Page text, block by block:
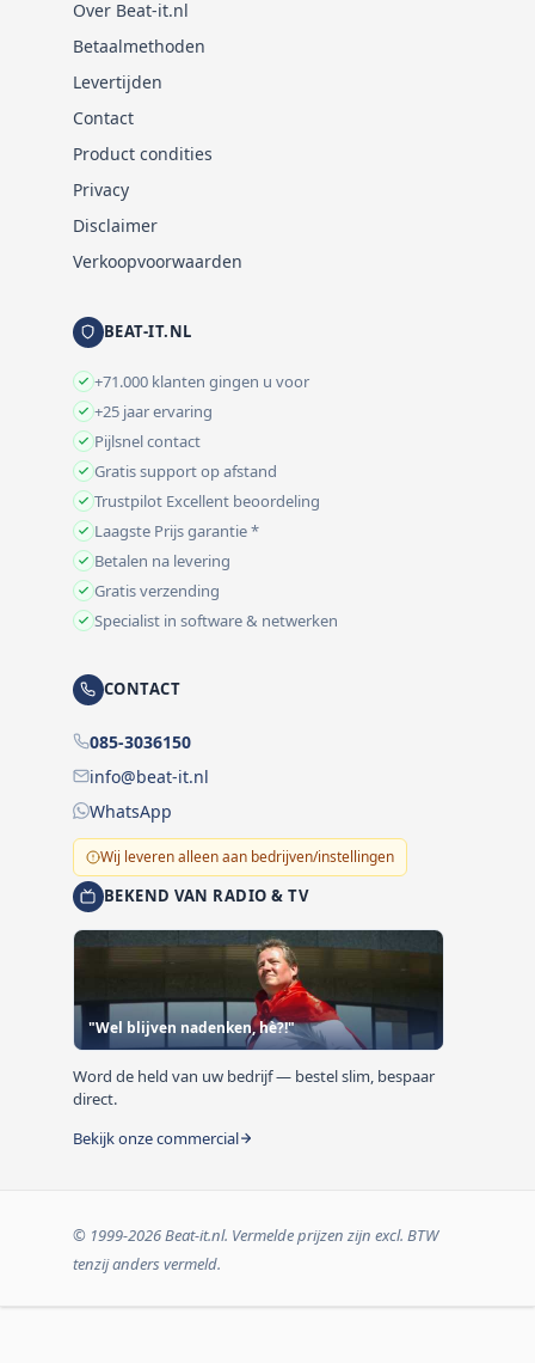
Over Beat-it.nl
Betaalmethoden
Levertijden
Contact
Product condities
Privacy
Disclaimer
Verkoopvoorwaarden
BEAT-IT.NL
+71.000 klanten gingen u voor
+25 jaar ervaring
Pijlsnel contact
Gratis support op afstand
Trustpilot Excellent beoordeling
Laagste Prijs garantie *
Betalen na levering
Gratis verzending
Specialist in software & netwerken
CONTACT
085-3036150
info@beat-it.nl
WhatsApp
Wij leveren alleen aan bedrijven/instellingen
BEKEND VAN RADIO & TV
"Wel blijven nadenken, hè?!"
Word de held van uw bedrijf — bestel slim, bespaar
direct.
Bekijk onze commercial
© 1999-2026 Beat-it.nl. Vermelde prijzen zijn excl. BTW
tenzij anders vermeld.